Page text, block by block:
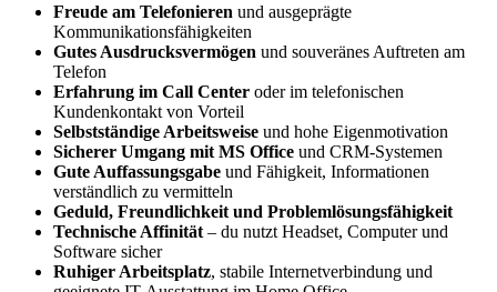
Freude am Telefonieren und ausgeprägte
Kommunikationsfähigkeiten
Gutes Ausdrucksvermögen und souveränes Auftreten am
Telefon
Erfahrung im Call Center oder im telefonischen
Kundenkontakt von Vorteil
Selbstständige Arbeitsweise und hohe Eigenmotivation
Sicherer Umgang mit MS Office und CRM-Systemen
Gute Auffassungsgabe und Fähigkeit, Informationen
verständlich zu vermitteln
Geduld, Freundlichkeit und Problemlösungsfähigkeit
Technische Affinität – du nutzt Headset, Computer und
Software sicher
Ruhiger Arbeitsplatz, stabile Internetverbindung und